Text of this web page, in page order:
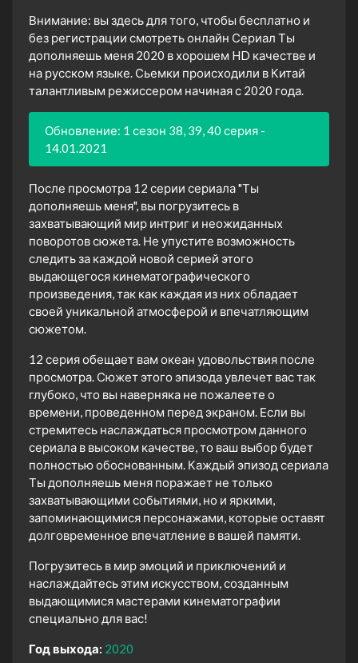
Внимание: вы здесь для того, чтобы бесплатно и
без регистрации смотреть онлайн Сериал Ты
дополняешь меня 2020 в хорошем HD качестве и
на русском языке. Сьемки происходили в Китай
талантливым режиссером начиная с 2020 года.
Обновление: 1 сезон 38, 39, 40 серия -
14.01.2021
После просмотра 12 серии сериала "Ты
дополняешь меня", вы погрузитесь в
захватывающий мир интриг и неожиданных
поворотов сюжета. Не упустите возможность
следить за каждой новой серией этого
выдающегося кинематографического
произведения, так как каждая из них обладает
своей уникальной атмосферой и впечатляющим
сюжетом.
12 серия обещает вам океан удовольствия после
просмотра. Сюжет этого эпизода увлечет вас так
глубоко, что вы наверняка не пожалеете о
времени, проведенном перед экраном. Если вы
стремитесь наслаждаться просмотром данного
сериала в высоком качестве, то ваш выбор будет
полностью обоснованным. Каждый эпизод сериала
Ты дополняешь меня поражает не только
захватывающими событиями, но и яркими,
запоминающимися персонажами, которые оставят
долговременное впечатление в вашей памяти.
Погрузитесь в мир эмоций и приключений и
наслаждайтесь этим искусством, созданным
выдающимися мастерами кинематографии
специально для вас!
Год выхода: 2020